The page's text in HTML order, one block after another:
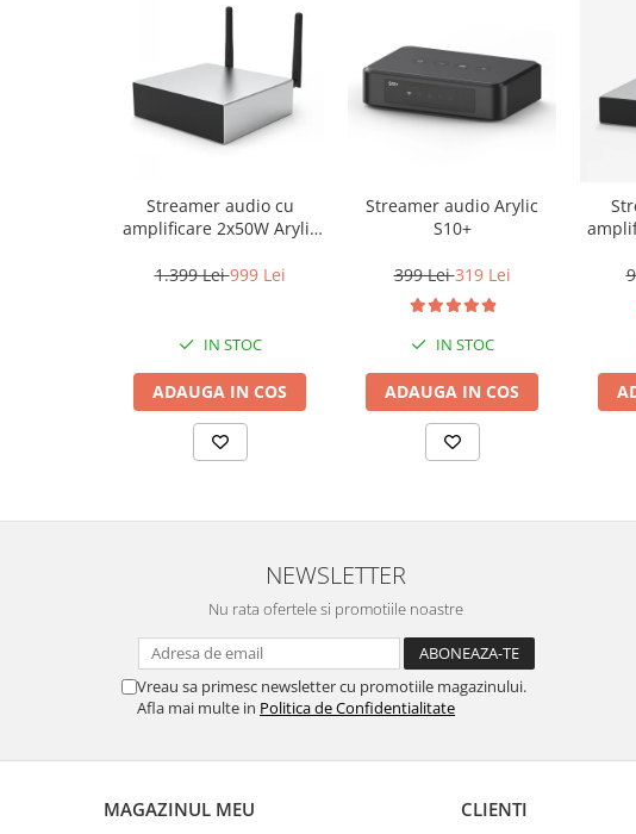
Streamer audio cu
amplificare 2x50W Arylic
/Bluetooth, 24bit/192kHz,
1.399 Lei999 Lei
IN STOC
ADAUGA IN COS
Streamer audio Arylic
S10+
399 Lei319 Lei
IN STOC
ADAUGA IN COS
/
NEWSLETTER
Nu rata ofertele si promotiile noastre
Vreau sa primesc newsletter cu promotiile magazinului.
Afla mai multe in Politica de Confidentialitate
MAGAZINUL MEU CLIENTI